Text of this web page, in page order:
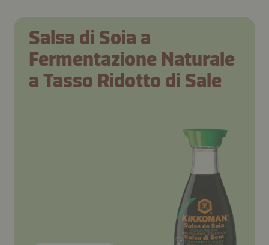
Salsa di Soia a
Fermentazione Naturale
a Tasso Ridotto di Sale